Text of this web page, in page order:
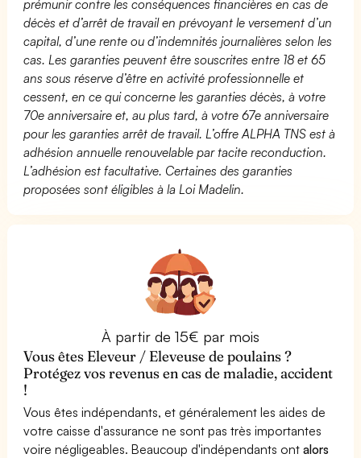
prémunir contre les conséquences financières en cas de
décès et d’arrêt de travail en prévoyant le versement d’un
capital, d’une rente ou d’indemnités journalières selon les
cas. Les garanties peuvent être souscrites entre 18 et 65
ans sous réserve d’être en activité professionnelle et
cessent, en ce qui concerne les garanties décès, à votre
70e anniversaire et, au plus tard, à votre 67e anniversaire
pour les garanties arrêt de travail. L’offre ALPHA TNS est à
adhésion annuelle renouvelable par tacite reconduction.
L’adhésion est facultative. Certaines des garanties
proposées sont éligibles à la Loi Madelin.
À partir de 15€ par mois
Vous êtes Eleveur / Eleveuse de poulains ?
Protégez vos revenus en cas de maladie, accident
!
Vous êtes indépendants, et généralement les aides de
votre caisse d'assurance ne sont pas très importantes
voire négligeables. Beaucoup d'indépendants ontalors